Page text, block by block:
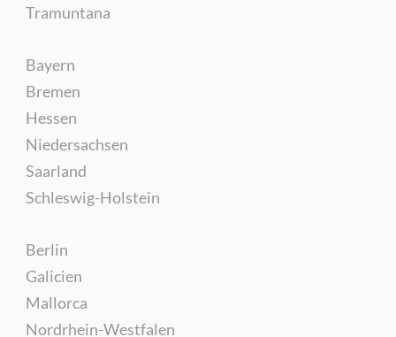
Tramuntana
Bayern
Bremen
Hessen
Niedersachsen
Saarland
Schleswig-Holstein
Berlin
Galicien
Mallorca
Nordrhein-Westfalen